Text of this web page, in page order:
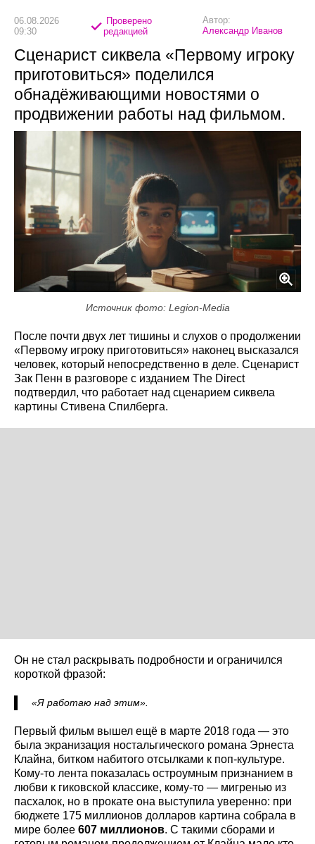
06.08.2026
09:30
Проверено
редакцией
Автор:
Александр Иванов
Сценарист сиквела «Первому игроку
приготовиться» поделился
обнадёживающими новостями о
продвижении работы над фильмом.
Источник фото: Legion-Media
После почти двух лет тишины и слухов о продолжении
«Первому игроку приготовиться» наконец высказался
человек, который непосредственно в деле. Сценарист
Зак Пенн в разговоре с изданием The Direct
подтвердил, что работает над сценарием сиквела
картины Стивена Спилберга.
Он не стал раскрывать подробности и ограничился
короткой фразой:
«Я работаю над этим».
Первый фильм вышел ещё в марте 2018 года — это
была экранизация ностальгического романа Эрнеста
Клайна, битком набитого отсылками к поп-культуре.
Кому-то лента показалась остроумным признанием в
любви к гиковской классике, кому-то — мигренью из
пасхалок, но в прокате она выступила уверенно: при
бюджете 175 миллионов долларов картина собрала в
мире более 607 миллионов. С такими сборами и